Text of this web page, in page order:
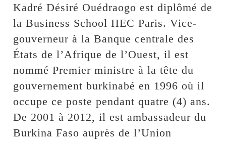
Kadré Désiré Ouédraogo est diplômé de
la Business School HEC Paris. Vice-
gouverneur à la Banque centrale des
États de l’Afrique de l’Ouest, il est
nommé Premier ministre à la tête du
gouvernement burkinabé en 1996 où il
occupe ce poste pendant quatre (4) ans.
De 2001 à 2012, il est ambassadeur du
Burkina Faso auprès de l’Union